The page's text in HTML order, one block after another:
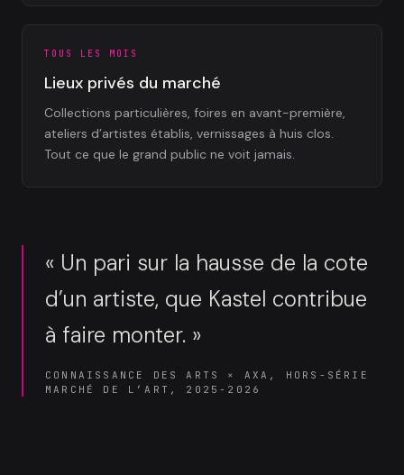
TOUS LES MOIS
Lieux privés du marché
Collections particulières, foires en avant-première,
ateliers d’artistes établis, vernissages à huis clos.
Tout ce que le grand public ne voit jamais.
« Un pari sur la hausse de la cote
d’un artiste, que Kastel contribue
à faire monter. »
CONNAISSANCE DES ARTS × AXA, HORS-SÉRIE
MARCHÉ DE L’ART, 2025-2026